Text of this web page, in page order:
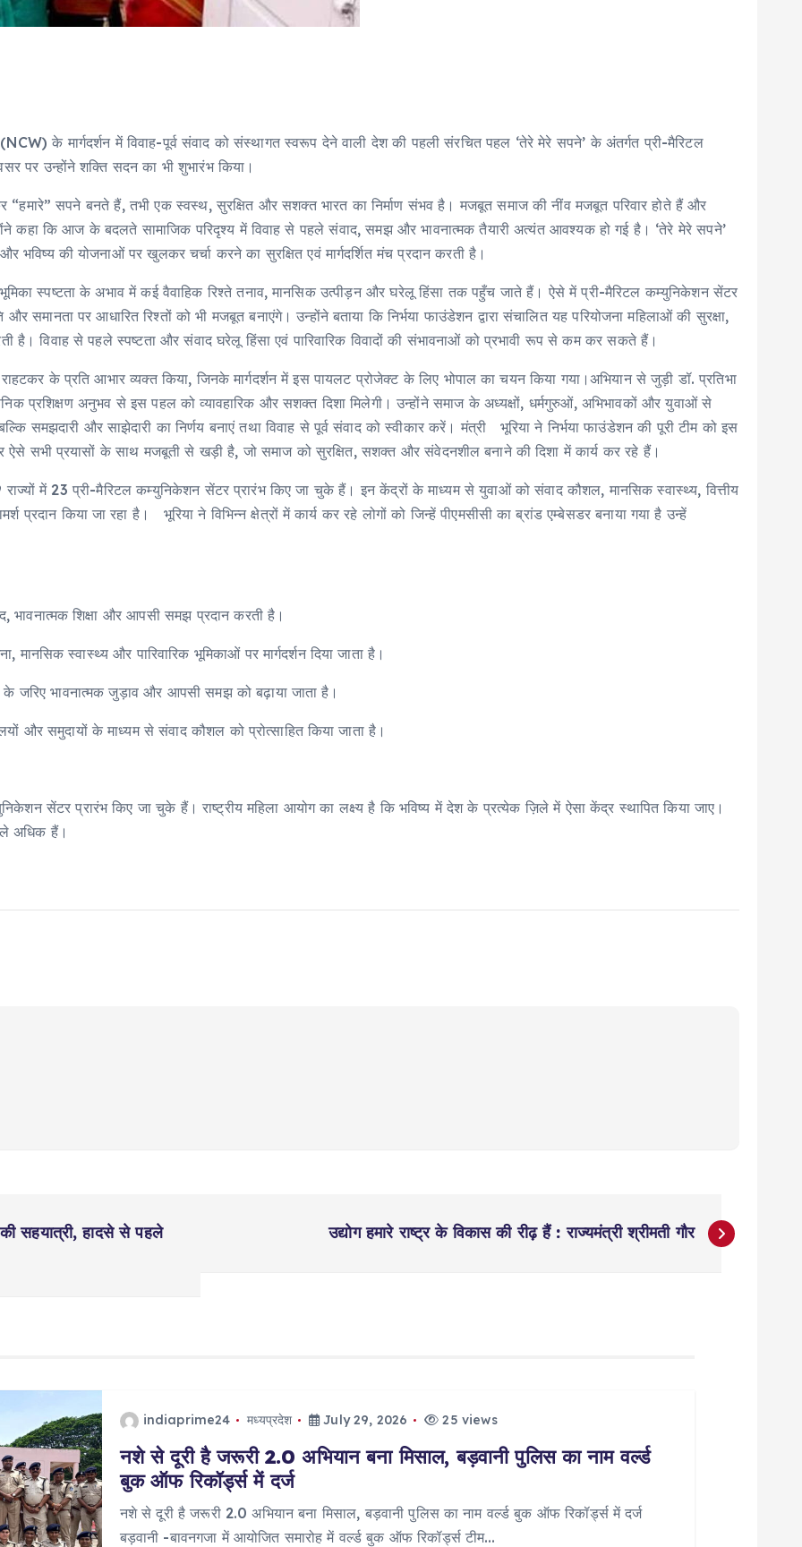
(NCW) के मार्गदर्शन में विवाह-पूर्व संवाद को संस्थागत स्वरूप देने वाली देश की पहली संरचित पहल ‘तेरे मेरे सपने’ के अंतर्गत प्री-मैरिटल
पर उन्होंने शक्ति सदन का भी शुभारंभ किया।
“हमारे” सपने बनते हैं, तभी एक स्वस्थ, सुरक्षित और सशक्त भारत का निर्माण संभव है। मजबूत समाज की नींव मजबूत परिवार होते हैं और
कहा कि आज के बदलते सामाजिक परिदृश्य में विवाह से पहले संवाद, समझ और भावनात्मक तैयारी अत्यंत आवश्यक हो गई है। ‘तेरे मेरे सपने’
भविष्य की योजनाओं पर खुलकर चर्चा करने का सुरक्षित एवं मार्गदर्शित मंच प्रदान करती है।
स्पष्टता के अभाव में कई वैवाहिक रिश्ते तनाव, मानसिक उत्पीड़न और घरेलू हिंसा तक पहुँच जाते हैं। ऐसे में प्री-मैरिटल कम्युनिकेशन सेंटर
समानता पर आधारित रिश्तों को भी मजबूत बनाएंगे। उन्होंने बताया कि निर्भया फाउंडेशन द्वारा संचालित यह परियोजना महिलाओं की सुरक्षा,
है। विवाह से पहले स्पष्टता और संवाद घरेलू हिंसा एवं पारिवारिक विवादों की संभावनाओं को प्रभावी रूप से कम कर सकते हैं।
राहटकर के प्रति आभार व्यक्त किया, जिनके मार्गदर्शन में इस पायलट प्रोजेक्ट के लिए भोपाल का चयन किया गया।अभियान से जुड़ी डॉ. प्रतिभा
प्रशिक्षण अनुभव से इस पहल को व्यावहारिक और सशक्त दिशा मिलेगी। उन्होंने समाज के अध्यक्षों, धर्मगुरुओं, अभिभावकों और युवाओं से
समझदारी और साझेदारी का निर्णय बनाएं तथा विवाह से पूर्व संवाद को स्वीकार करें। मंत्री भूरिया ने निर्भया फाउंडेशन की पूरी टीम को इस
सभी प्रयासों के साथ मजबूती से खड़ी है, जो समाज को सुरक्षित, सशक्त और संवेदनशील बनाने की दिशा में कार्य कर रहे हैं।
में 23 प्री-मैरिटल कम्युनिकेशन सेंटर प्रारंभ किए जा चुके हैं। इन केंद्रों के माध्यम से युवाओं को संवाद कौशल, मानसिक स्वास्थ्य, वित्तीय
प्रदान किया जा रहा है। भूरिया ने विभिन्न क्षेत्रों में कार्य कर रहे लोगों को जिन्हें पीएमसीसी का ब्रांड एम्बेसडर बनाया गया है उन्हें
भावनात्मक शिक्षा और आपसी समझ प्रदान करती है।
मानसिक स्वास्थ्य और पारिवारिक भूमिकाओं पर मार्गदर्शन दिया जाता है।
के जरिए भावनात्मक जुड़ाव और आपसी समझ को बढ़ाया जाता है।
और समुदायों के माध्यम से संवाद कौशल को प्रोत्साहित किया जाता है।
सेंटर प्रारंभ किए जा चुके हैं। राष्ट्रीय महिला आयोग का लक्ष्य है कि भविष्य में देश के प्रत्येक ज़िले में ऐसा केंद्र स्थापित किया जाए।
अधिक हैं।
सहयात्री, हादसे से पहले
उद्योग हमारे राष्ट्र के विकास की रीढ़ हैं : राज्यमंत्री श्रीमती गौर
indiaprime24 मध्यप्रदेश July 29, 2026 25 views
नशे से दूरी है जरूरी 2.0 अभियान बना मिसाल, बड़वानी पुलिस का नाम वर्ल्ड
बुक ऑफ रिकॉर्ड्स में दर्ज
नशे से दूरी है जरूरी 2.0 अभियान बना मिसाल, बड़वानी पुलिस का नाम वर्ल्ड बुक ऑफ रिकॉर्ड्स में दर्ज
बड़वानी -बावनगजा में आयोजित समारोह में वर्ल्ड बुक ऑफ रिकॉर्ड्स टीम…